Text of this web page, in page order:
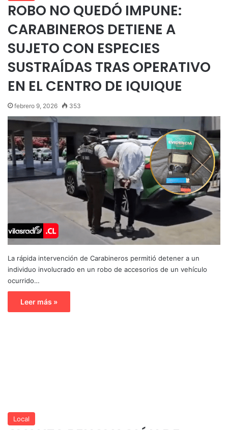
ROBO NO QUEDÓ IMPUNE:
CARABINEROS DETIENE A
SUJETO CON ESPECIES
SUSTRAÍDAS TRAS OPERATIVO
EN EL CENTRO DE IQUIQUE
febrero 9, 2026 353
La rápida intervención de Carabineros permitió detener a un
individuo involucrado en un robo de accesorios de un vehículo
ocurrido…
Leer más »
Local